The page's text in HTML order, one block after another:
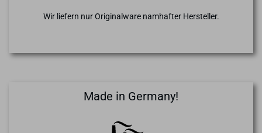
Wir liefern nur Originalware namhafter Hersteller.
Made in Germany!